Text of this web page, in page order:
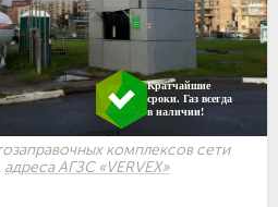
Кратчайшие
сроки. Газ всегда
в наличии!
комплексов сети
адреса АГЗС «VERVEX»